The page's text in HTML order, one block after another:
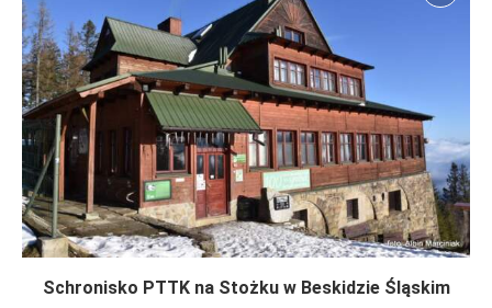
Schronisko PTTK na Stożku w Beskidzie Śląskim